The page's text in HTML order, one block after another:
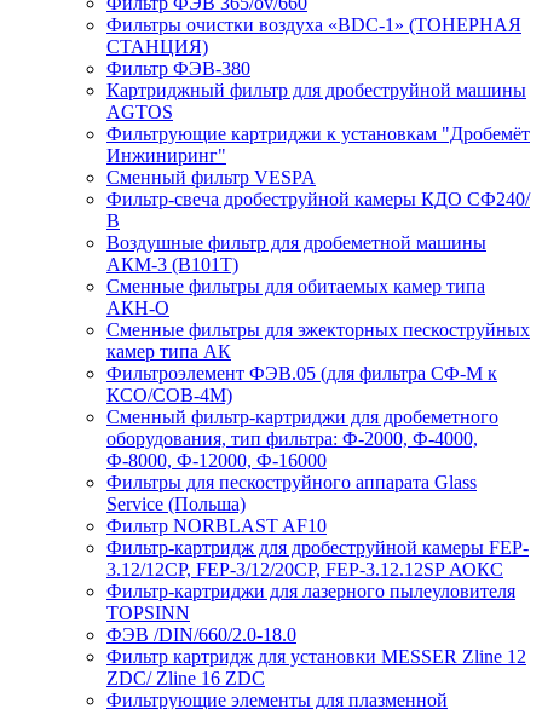
Фильтры очистки воздуха «BDC-1» (ТОНЕРНАЯ
СТАНЦИЯ)
Фильтр ФЭВ-380
Картриджный фильтр для дробеструйной машины
AGTOS
Фильтрующие картриджи к установкам "Дробемёт
Инжиниринг"
Сменный фильтр VESPA
Фильтр-свеча дробеструйной камеры КДО СФ240/
В
Воздушные фильтр для дробеметной машины
АКМ-3 (В101Т)
Сменные фильтры для обитаемых камер типа
АКН-О
Сменные фильтры для эжекторных пескоструйных
камер типа АК
Фильтроэлемент ФЭВ.05 (для фильтра СФ-М к
КСО/СОВ-4М)
Сменный фильтр-картриджи для дробеметного
оборудования, тип фильтра: Ф-2000, Ф-4000,
Ф-8000, Ф-12000, Ф-16000
Фильтры для пескоструйного аппарата Glass
Service (Польша)
Фильтр NORBLAST AF10
Фильтр-картридж для дробеструйной камеры FEP-
3.12/12СР, FEP-3/12/20CP, FEP-3.12.12SP АОКС
Фильтр-картриджи для лазерного пылеуловителя
TOPSINN
ФЭВ /DIN/660/2.0-18.0
Фильтр картридж для установки MESSER Zline 12
ZDC/ Zline 16 ZDC
Фильтрующие элементы для плазменной